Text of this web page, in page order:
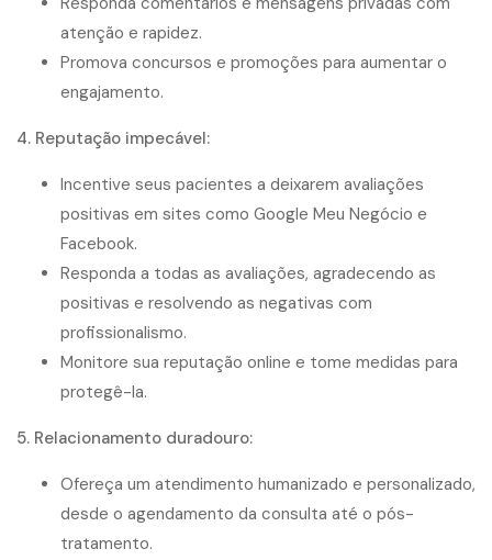
atenção e rapidez.
Promova concursos e promoções para aumentar o
engajamento.
4. Reputação impecável:
Incentive seus pacientes a deixarem avaliações
positivas em sites como Google Meu Negócio e
Facebook.
Responda a todas as avaliações, agradecendo as
positivas e resolvendo as negativas com
profissionalismo.
Monitore sua reputação online e tome medidas para
protegê-la.
5. Relacionamento duradouro:
Ofereça um atendimento humanizado e personalizado,
desde o agendamento da consulta até o pós-
tratamento.